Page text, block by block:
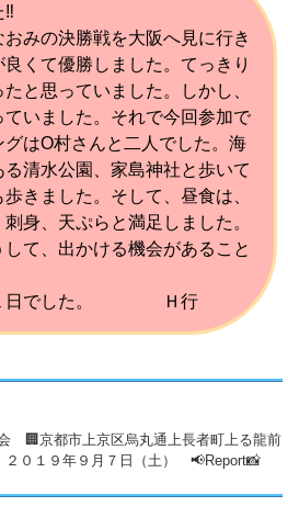
‼
みの決勝戦を大阪へ見に行き
くて優勝しました。てっきり
と思っていました。しかし、
いました。それで今回参加で
はO村さんと二人でした。海
清水公園、家島神社と歩いて
きました。そして、昼食は、
身、天ぷらと満足しました。
て、出かける機会があること
１日でした。 Ｈ行
🏢京都市上京区烏丸通上長者町上る龍前
０１９年９月７日（土） 📢Report📸